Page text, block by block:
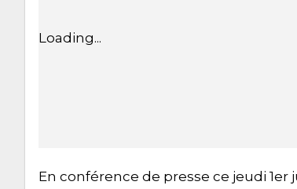
Loading...
En conférence de presse ce jeudi